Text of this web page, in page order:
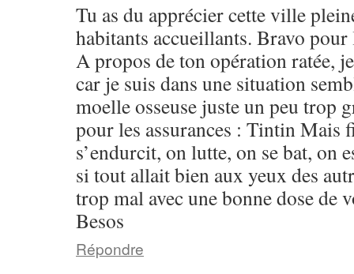
Tu as du apprécier cette ville
habitants accueillants. Bravo
A propos de ton opération ratée,
car je suis dans une situation
moelle osseuse juste un peu trop
pour les assurances : Tintin Mais
s’endurcit, on lutte, on se bat, on
si tout allait bien aux yeux des
trop mal avec une bonne dose de
Besos
Répondre